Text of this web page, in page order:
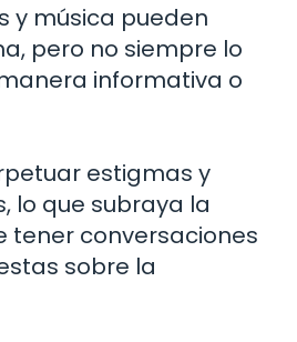
y música pueden
pero no siempre lo
informativa o
estigmas y
lo que subraya la
tener conversaciones
sobre la